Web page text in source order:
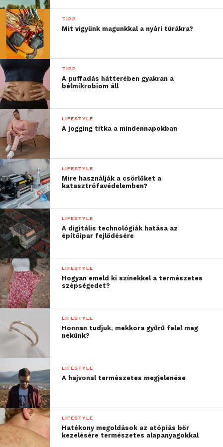
Csatlakozzon hozzánk a
TIPP
Mit vigyünk magunkkal a nyári túrákra?
TIPP
A puffadás hátterében gyakran a
bélmikrobiom áll
LIFESTYLE
A jogging titka a mindennapokban
LIFESTYLE
Mire használják a csörlőket a
katasztrófavédelemben?
LIFESTYLE
A digitális technológiák hatása az
építőipar fejlődésére
LIFESTYLE
Hogyan emeld ki színekkel a természetes
szépségedet?
LIFESTYLE
Honnan tudjuk, mekkora gyűrű felel meg
nekünk?
LIFESTYLE
A hajvonal természetes megjelenése
LIFESTYLE
Hatékony megoldások az atópiás bőr
kezelésére természetes alapanyagokkal